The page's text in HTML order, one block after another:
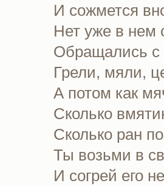
И сожмется
Нет уже в нем
Обращались с
Грели, мяли,
А потом как
Сколько
Сколько ран
Ты возьми в
И согрей его